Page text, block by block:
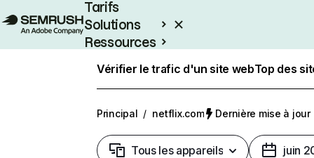
Tarifs
Solutions
Ressources
Vérifier le trafic d'un site webTop des
Principal / netflix.com Dernière mise à jour
Tous les appareils juin